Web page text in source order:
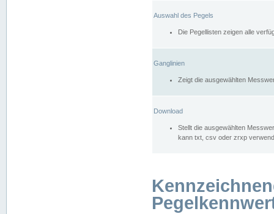
Auswahl des Pegels
Die Pegellisten zeigen alle
Ganglinien
Zeigt die ausgewählten
Download
Stellt die ausgewählten
kann txt, csv oder zrxp